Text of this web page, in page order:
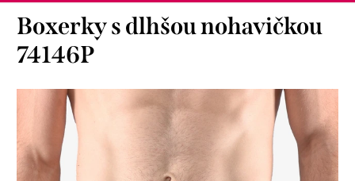
Boxerky s dlhšou nohavičkou
74146P